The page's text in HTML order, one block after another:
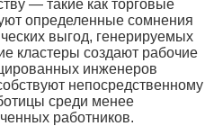
— такие как торговые
определенные сомнения
выгод, генерируемых
кластеры создают рабочие
инженеров
непосредственному
среди менее
работников.